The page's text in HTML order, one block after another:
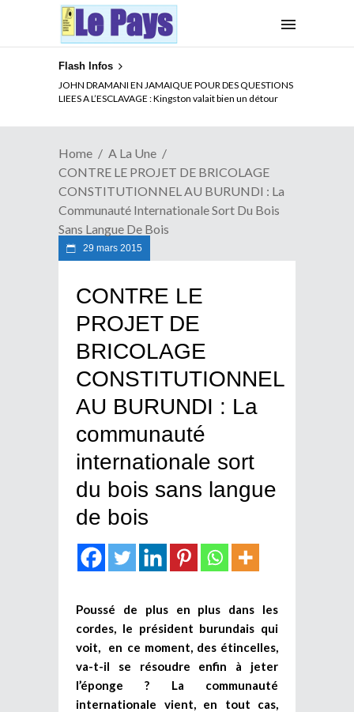
Flash Infos
ELECTION DE TALON A LA TETE DU SENAT BENINOIS :
Quand Patrice quitte le pouvoir sans partir !
Home
A La Une
CONTRE LE PROJET DE BRICOLAGE
CONSTITUTIONNEL AU BURUNDI : La
Communauté Internationale Sort Du Bois
Sans Langue De Bois
29 mars 2015
CONTRE LE
PROJET DE
BRICOLAGE
CONSTITUTIONNEL
AU BURUNDI : La
communauté
internationale sort
du bois sans langue
de bois
Poussé de plus en plus dans les
cordes, le président burundais qui
voit, en ce moment, des étincelles,
va-t-il se résoudre enfin à jeter
l’éponge ? La communauté
internationale vient, en tout cas,